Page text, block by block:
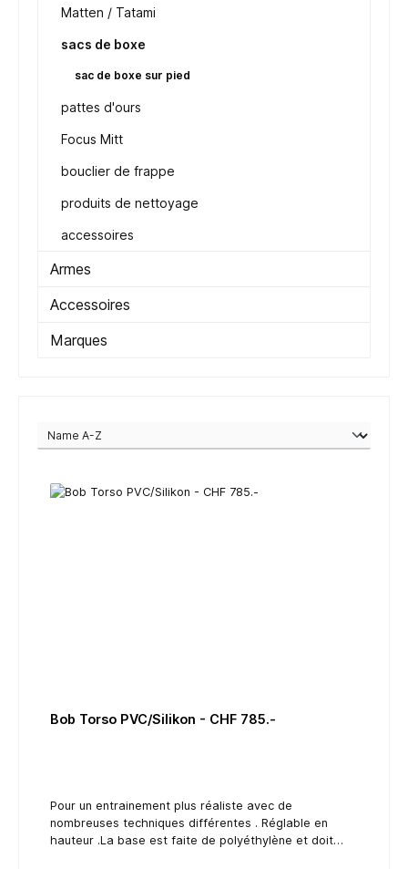
Matten / Tatami
sacs de boxe
sac de boxe sur pied
pattes d'ours
Focus Mitt
bouclier de frappe
produits de nettoyage
accessoires
Armes
Accessoires
Marques
Bob Torso PVC/Silikon - CHF 785.-
Pour un entrainement plus réaliste avec de
nombreuses techniques différentes . Réglable en
hauteur .La base est faite de polyéthylène et doit